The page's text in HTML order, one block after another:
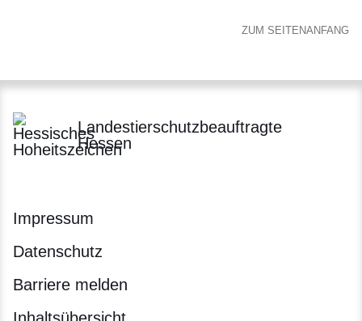
ZUM SEITENANFANG
Landestierschutzbeauftragte
Hessen
Impressum
Datenschutz
Barriere melden